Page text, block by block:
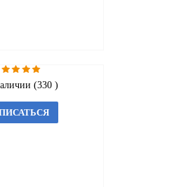
(330 )